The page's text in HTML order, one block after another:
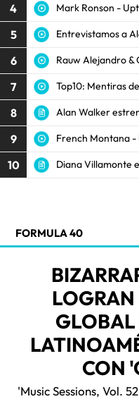
4 Mark Ronson -
5 Entrevistamos a
6 Rauw Alejandro &
7 Top10: Mentiras
8 Alan Walker
9 French Montana
10 Diana Villamonte
FORMULA 40
LOGRAN
CON
'Music Sessions, Vol.